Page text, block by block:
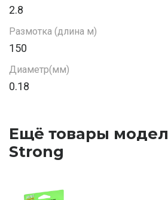
2.8
Размотка (длина м)
150
Диаметр(мм)
0.18
Ещё товары
Strong